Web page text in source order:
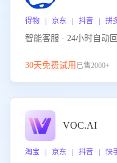
得物 | 京东 | 抖音 | 拼
智能客服 · 24小时自动
30天免费试用 已售2000+
VOC.AI
淘宝 | 京东 | 抖音 | 快